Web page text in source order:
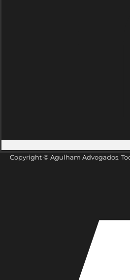
Copyright © Agulham Advogados.